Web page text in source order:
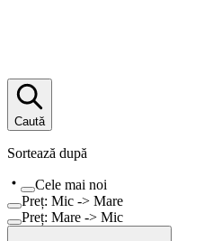
Caută
Sortează după
Cele mai noi
Preț: Mic -> Mare
Preț: Mare -> Mic